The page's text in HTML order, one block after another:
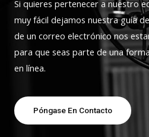
Si quieres pertenecer a nuestro
muy fácil dejamos nuestra guía de
de un correo electrónico nos
para que seas parte de una
en línea.
Póngase En Contacto